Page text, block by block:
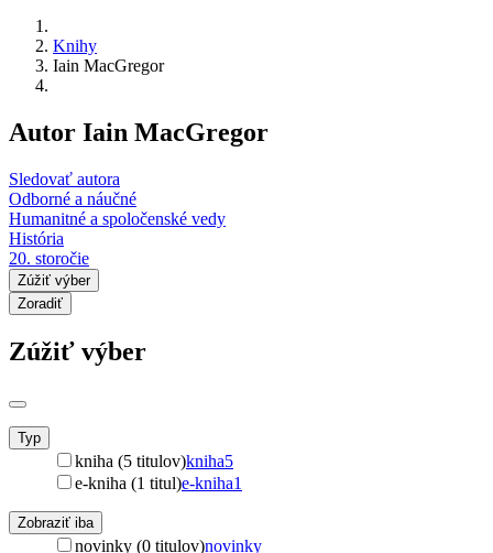
Knihy
Iain MacGregor
Autor Iain MacGregor
Sledovať autora
Odborné a náučné
Humanitné a spoločenské vedy
História
20. storočie
Zúžiť výber
Zoradiť
Zúžiť výber
Typ
kniha (5 titulov)kniha5
e-kniha (1 titul)e-kniha1
Zobraziť iba
novinky (0 titulov)novinky